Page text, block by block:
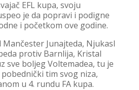
EFL kupa, svoju
je da popravi i podigne
i početkom ove godine.
Junajteda, Njukasl
protiv Barnlija, Kristal
sve boljeg Voltemadea, tu je
tim svog niza,
u 4. rundu FA kupa.